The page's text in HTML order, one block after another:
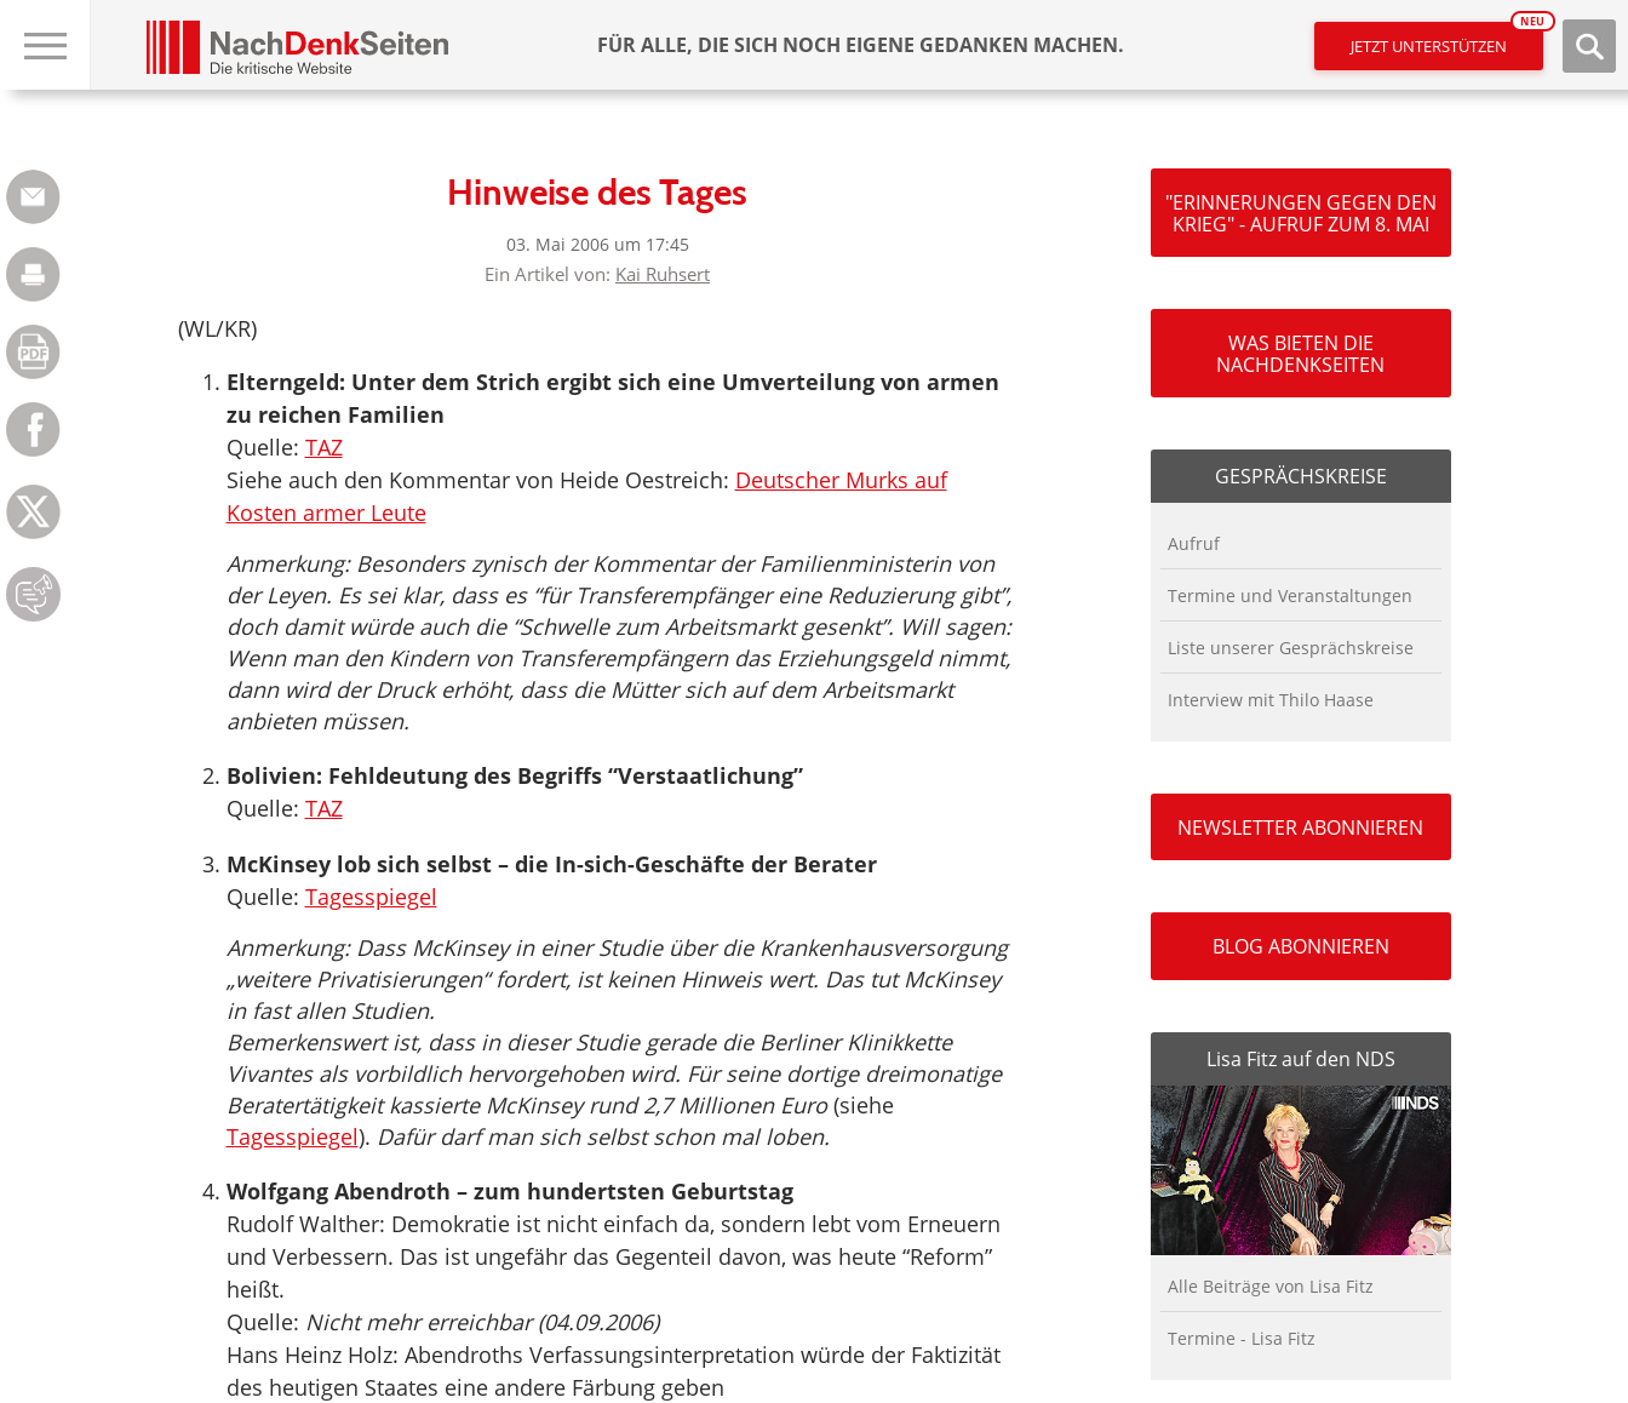
FÜR ALLE, DIE SICH NOCH EIGENE GEDANKEN MACHEN. JETZT UNTERSTÜTZEN
NEU
Hinweise des Tages
03. Mai 2006 um 17:45
Ein Artikel von: Kai Ruhsert
(WL/KR)
Elterngeld: Unter dem Strich ergibt sich eine Umverteilung von armen
zu reichen Familien
Quelle: TAZ
Siehe auch den Kommentar von Heide Oestreich: Deutscher Murks auf
Kosten armer Leute
Anmerkung: Besonders zynisch der Kommentar der Familienministerin von
der Leyen. Es sei klar, dass es “für Transferempfänger eine Reduzierung gibt”,
doch damit würde auch die “Schwelle zum Arbeitsmarkt gesenkt”. Will sagen:
Wenn man den Kindern von Transferempfängern das Erziehungsgeld nimmt,
dann wird der Druck erhöht, dass die Mütter sich auf dem Arbeitsmarkt
anbieten müssen.
Bolivien: Fehldeutung des Begriffs “Verstaatlichung”
Quelle: TAZ
McKinsey lob sich selbst – die In-sich-Geschäfte der Berater
Quelle: Tagesspiegel
Anmerkung: Dass McKinsey in einer Studie über die Krankenhausversorgung
„weitere Privatisierungen“ fordert, ist keinen Hinweis wert. Das tut McKinsey
in fast allen Studien.
Bemerkenswert ist, dass in dieser Studie gerade die Berliner Klinikkette
Vivantes als vorbildlich hervorgehoben wird. Für seine dortige dreimonatige
Beratertätigkeit kassierte McKinsey rund 2,7 Millionen Euro(siehe
Tagesspiegel). Dafür darf man sich selbst schon mal loben.
Wolfgang Abendroth – zum hundertsten Geburtstag
Rudolf Walther: Demokratie ist nicht einfach da, sondern lebt vom Erneuern
und Verbessern. Das ist ungefähr das Gegenteil davon, was heute “Reform”
heißt.
Quelle: Nicht mehr erreichbar (04.09.2006)
Hans Heinz Holz: Abendroths Verfassungsinterpretation würde der Faktizität
des heutigen Staates eine andere Färbung geben
"ERINNERUNGEN GEGEN DEN
KRIEG" - AUFRUF ZUM 8. MAI
WAS BIETEN DIE
NACHDENKSEITEN
GESPRÄCHSKREISE
Aufruf
Termine und Veranstaltungen
Liste unserer Gesprächskreise
Interview mit Thilo Haase
NEWSLETTER ABONNIEREN
BLOG ABONNIEREN
Lisa Fitz auf den NDS
Alle Beiträge von Lisa Fitz
Termine - Lisa Fitz